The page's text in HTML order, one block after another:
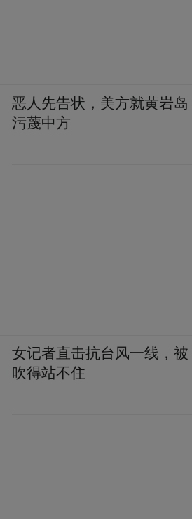
恶人先告状，美方就黄岩岛
污蔑中方
女记者直击抗台风一线，被
吹得站不住